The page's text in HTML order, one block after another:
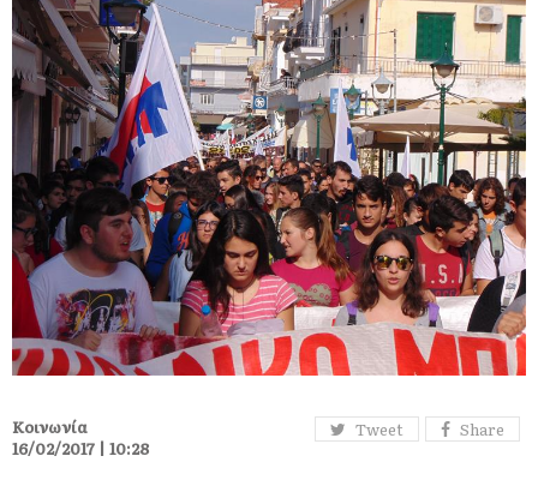
Tweet Share
Κοινωνία
16/02/2017 | 10:28